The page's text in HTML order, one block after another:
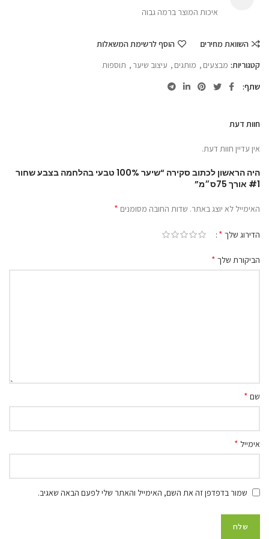
איכות המוצר ברמה גבוה
השוואת מחירים
הוסף לרשימת המשאלות
קטגוריות: מבצעים , מותגים , עיצוב שיער , תוספות
שתף
חוות דעת
אין עדיין חוות דעת.
היה הראשון לכתוב סקירה “‎‏‎שיער 100% טבעי בהלחמה בצבע שחור
#1 אורך 75ס״מ”
האימייל לא יוצג באתר. שדות החובה מסומנים *
הדירוג שלך *
הביקורת שלך *
שם *
אימייל *
שמור בדפדפן זה את השם, האימייל והאתר שלי לפעם הבאה שאגיב.